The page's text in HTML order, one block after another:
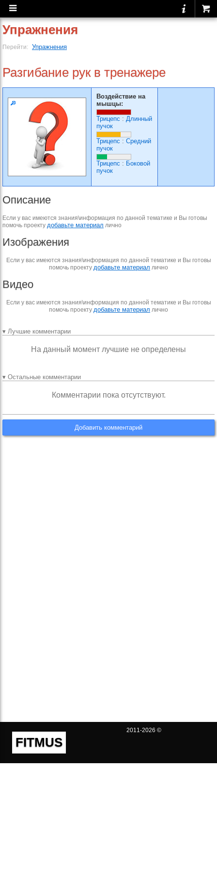
Упражнения
Перейти: Упражнения
Разгибание рук в тренажере
Воздействие на
мышцы:
Трицепс : Длинный
пучок
Трицепс : Средний
пучок
Трицепс : Боковой
пучок
Описание
Если у вас имеются знания\информация по данной тематике и Вы готовы
помочь проекту добавьте материал лично
Изображения
Если у вас имеются знания\информация по данной тематике и Вы готовы
помочь проекту добавьте материал лично
Видео
Если у вас имеются знания\информация по данной тематике и Вы готовы
помочь проекту добавьте материал лично
▾ Лучшие комментарии
На данный момент лучшие не определены
▾ Остальные комментарии
Комментарии пока отсутствуют.
Добавить комментарий
FITMUS
2011-2026 ©